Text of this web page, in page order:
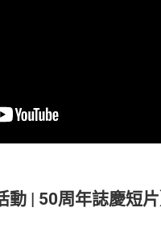
動 | 50周年誌慶短